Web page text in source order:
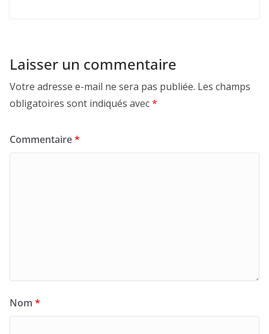
Laisser un commentaire
Votre adresse e-mail ne sera pas publiée. Les champs
obligatoires sont indiqués avec*
Commentaire*
Nom *